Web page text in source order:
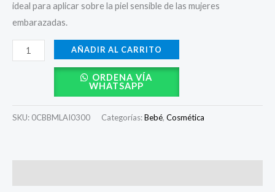
ideal para aplicar sobre la piel sensible de las mujeres
embarazadas.
AÑADIR AL CARRITO
ORDENA VÍA
WHATSAPP
SKU: 0CBBMLAI0300 Categorías:Bebé, Cosmética